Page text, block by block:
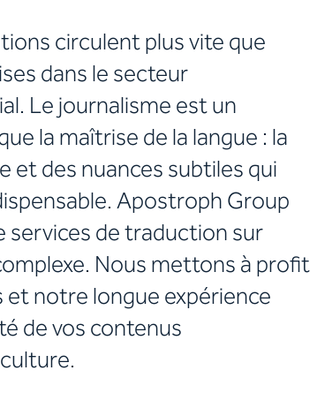
circulent plus vite que
dans le secteur
Le journalisme est un
la maîtrise de la langue : la
et des nuances subtiles qui
Apostroph Group
services de traduction sur
Nous mettons à profit
et notre longue expérience
de vos contenus